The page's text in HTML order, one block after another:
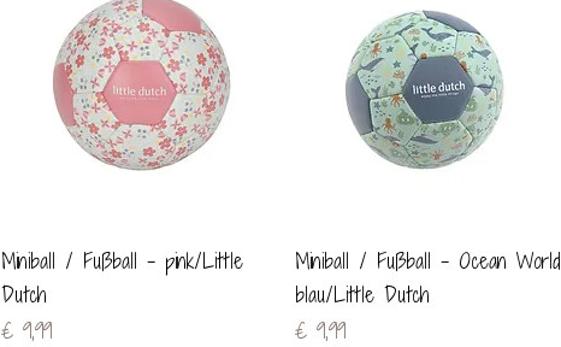
Schnellansicht
Miniball / Fußball - pink/Little
Dutch
Preis
€ 9,99
Schnellansicht
Miniball / Fußball - Ocean World
blau/Little Dutch
Preis
€ 9,99